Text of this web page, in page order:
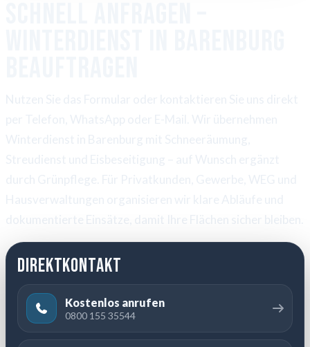
dokumentierte Einsätze, damit Ihre Flächen sicher bleiben.
Direktkontakt
Kostenlos anrufen
0800 155 35544